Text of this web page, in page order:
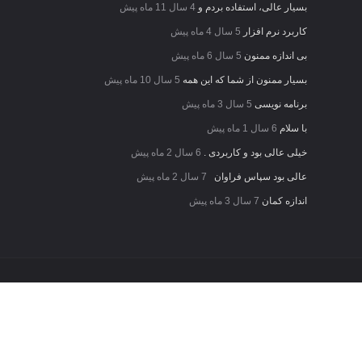
بسیار عالی، استفاده بردم و 4 سال 11 ماه پیش
کاربرد نرم افزار 5 سال 4 ماه پیش
بی اندازه ممنون 5 سال 6 ماه پیش
بسیار ممنون از شما که این همه 5 سال 10 ماه پیش
برنامه نویسی 5 سال 3 ماه پیش
با سلام 6 سال 1 ماه پیش
خیلی عالی بود و کاربردی . 6 سال 2 ماه پیش
عالی بود سپاس فراوان 7 سال 2 ماه پیش
اندازه کمان 7 سال 3 ماه پیش